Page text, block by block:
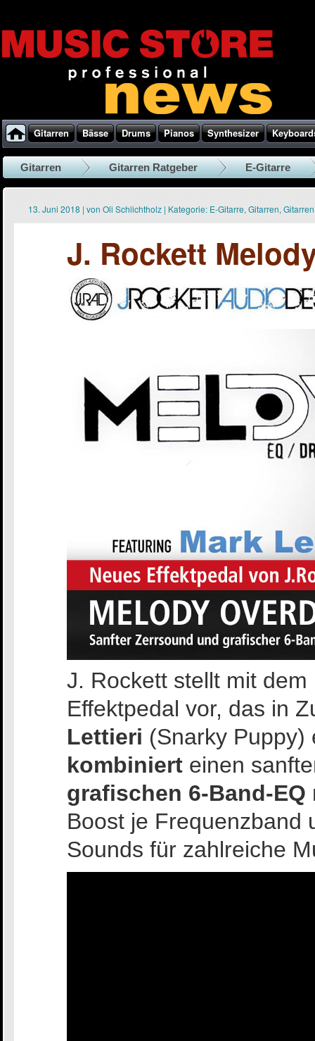
Gitarren Bässe Drums Pianos Synthesizer
Gitarren Gitarren Ratgeber E-Gitarre
13. Juni 2018 | von Oli Schlichtholz | Kategorie: E-Gitarre, Gitarren,
J. Rockett
J. Rockett stellt mit dem
Effektpedal vor, das in
Lettieri (Snarky Puppy)
kombiniert einen
grafischen 6-Band-EQ
Boost je Frequenzband
Sounds für zahlreiche